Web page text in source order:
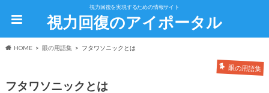
視力回復を実現するための情報サイト
視力回復のアイポータル
HOME 眼の用語集 フタワソニックとは
眼の用語集
フタワソニックとは